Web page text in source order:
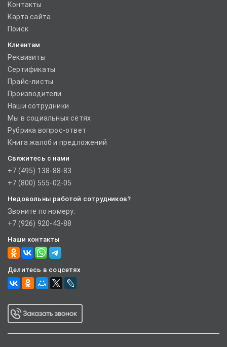
Контакты
Карта сайта
Поиск
Клиентам
Реквизиты
Сертификаты
Прайс-листы
Производители
Наши сотрудники
Мы в социальных сетях
Рубрика вопрос-ответ
Книга жалоб и предложений
Свяжитесь с нами
+7 (495) 138-88-83
+7 (800) 555-02-05
Недовольны работой сотрудников?
Звоните по номеру:
+7 (926) 920-43-88
Наши контакты
Делитесь в соцсетях